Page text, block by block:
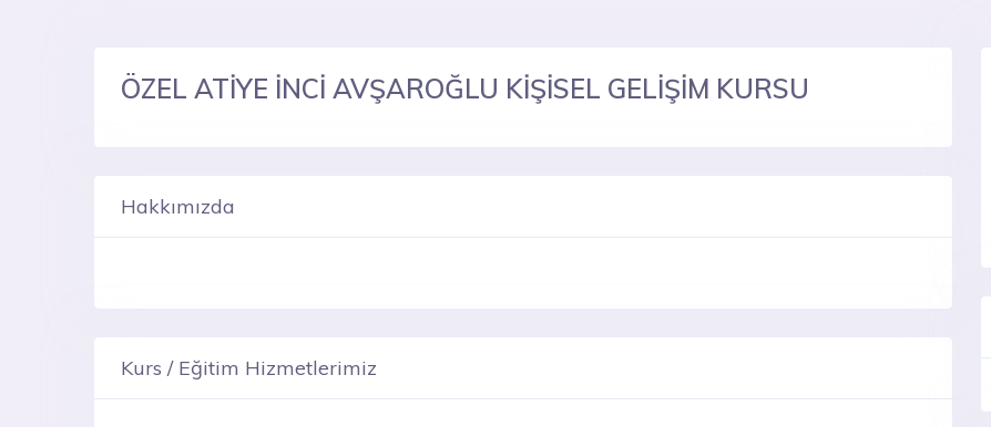
ÖZEL ATİYE İNCİ AVŞAROĞLU KİŞİSEL GELİŞİM KURSU
Hakkımızda
Kurs / Eğitim Hizmetlerimiz